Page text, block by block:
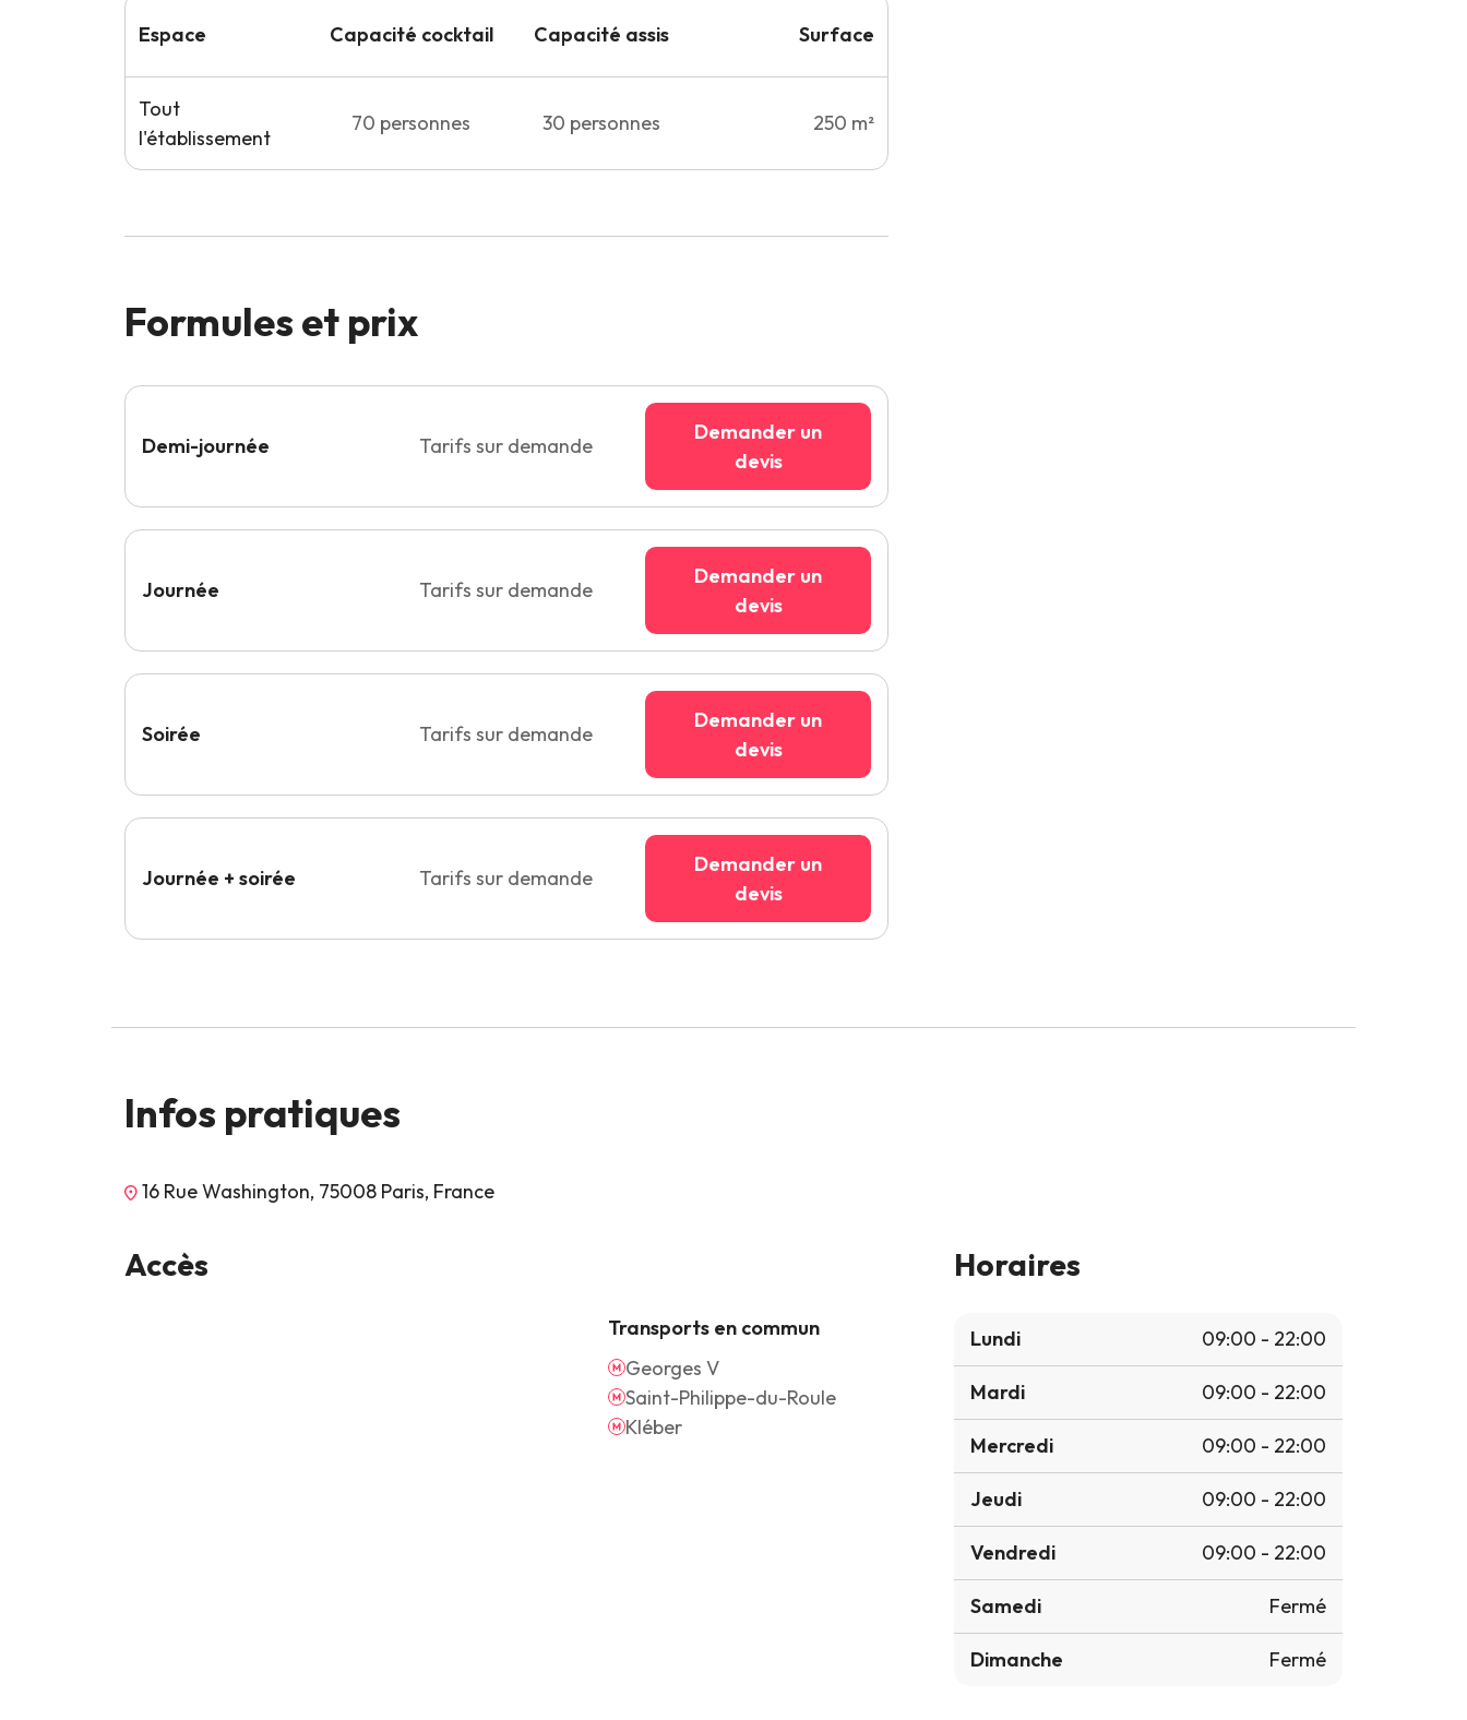
Espace Capacité cocktail Capacité assis Surface
Tout
l'établissement
70 personnes 30 personnes 250 m²
Formules et prix
Demi-journée Tarifs sur demande
Demander un
devis
Journée Tarifs sur demande
Demander un
devis
Soirée Tarifs sur demande
Demander un
devis
Journée + soirée Tarifs sur demande
Demander un
devis
Infos pratiques
16 Rue Washington, 75008 Paris, France
Accès
Transports en commun
Georges V
Saint-Philippe-du-Roule
Kléber
Horaires
Lundi 09:00 - 22:00
Mardi 09:00 - 22:00
Mercredi 09:00 - 22:00
Jeudi 09:00 - 22:00
Vendredi 09:00 - 22:00
Samedi Fermé
Dimanche Fermé